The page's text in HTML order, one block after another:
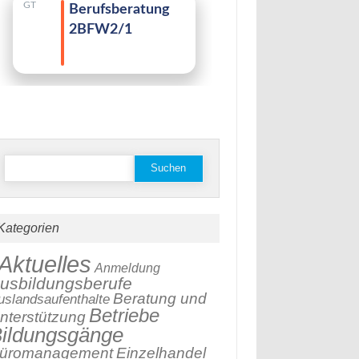
Suchen
Anmeldung
Beratung und
Betriebe
Einzelhandel